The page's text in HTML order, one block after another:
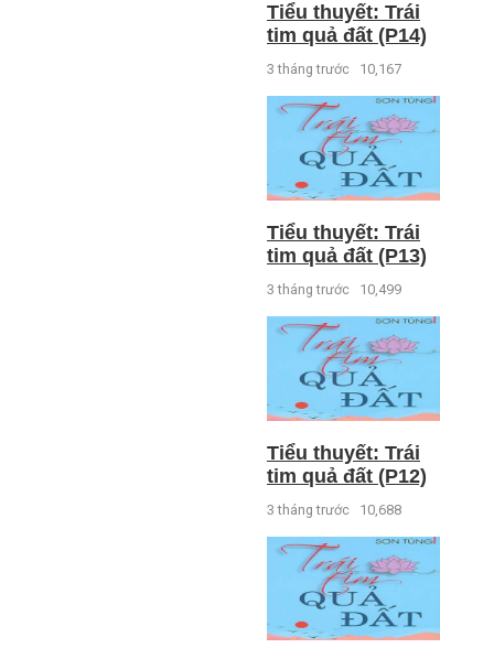
Tiểu thuyết: Trái
tim quả đất (P14)
3 tháng trước 10,167
Tiểu thuyết: Trái
tim quả đất (P13)
3 tháng trước 10,499
Tiểu thuyết: Trái
tim quả đất (P12)
3 tháng trước 10,688